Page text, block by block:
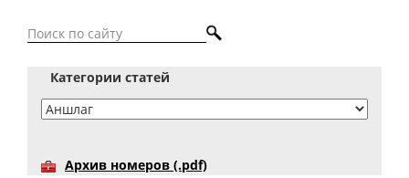
Категории статей
Архив номеров (.pdf)